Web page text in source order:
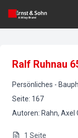
Ralf Ruhnau
Persönliches -
Seite: 167
Autoren: Rahn, Axel
1 Seite